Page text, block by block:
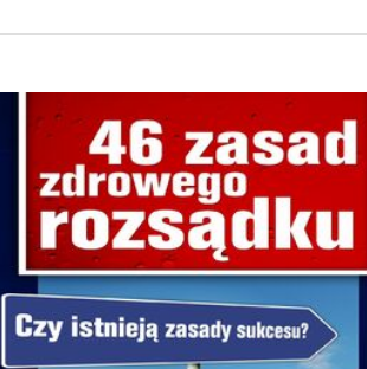
do tej pory na polskim rynku ebooków na temat